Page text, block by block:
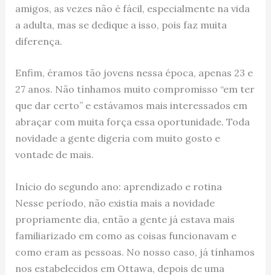
amigos, as vezes não é fácil, especialmente na vida
a adulta, mas se dedique a isso, pois faz muita
diferença.
Enfim, éramos tão jovens nessa época, apenas 23 e
27 anos. Não tínhamos muito compromisso “em ter
que dar certo” e estávamos mais interessados em
abraçar com muita força essa oportunidade. Toda
novidade a gente digeria com muito gosto e
vontade de mais.
Início do segundo ano: aprendizado e rotina
Nesse período, não existia mais a novidade
propriamente dia, então a gente já estava mais
familiarizado em como as coisas funcionavam e
como eram as pessoas. No nosso caso, já tínhamos
nos estabelecidos em Ottawa, depois de uma